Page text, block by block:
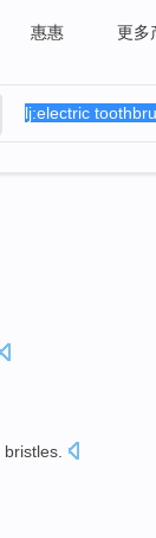
惠惠 更多
bristles